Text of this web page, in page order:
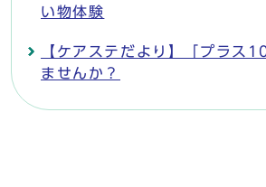
い物体験
【ケアステだより】「プラス
ませんか？